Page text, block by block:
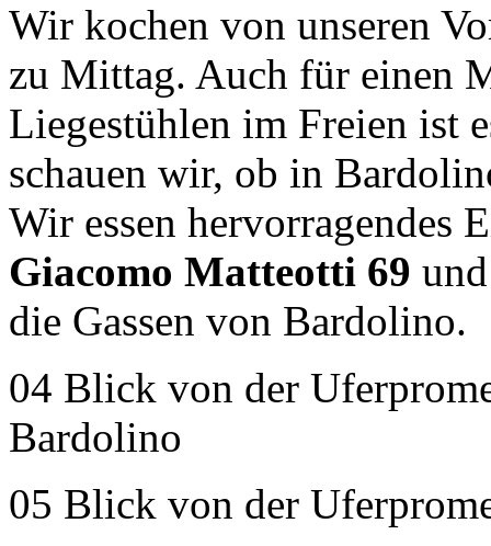
Wir kochen von unseren
zu Mittag. Auch für einen
Liegestühlen im Freien ist
schauen wir, ob in
Wir essen hervorragendes
Giacomo Matteotti 69
die Gassen von Bardolino.
04 Blick von der
Bardolino
05 Blick von der